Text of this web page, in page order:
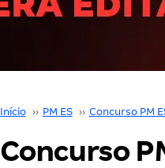
Início ›› PM ES ›› Concurso PM
Concurso